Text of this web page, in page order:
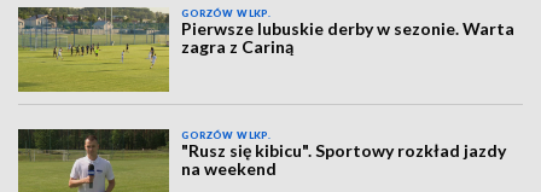
GORZÓW WLKP.
Pierwsze lubuskie derby w sezonie. Warta
zagra z Cariną
GORZÓW WLKP.
"Rusz się kibicu". Sportowy rozkład jazdy
na weekend